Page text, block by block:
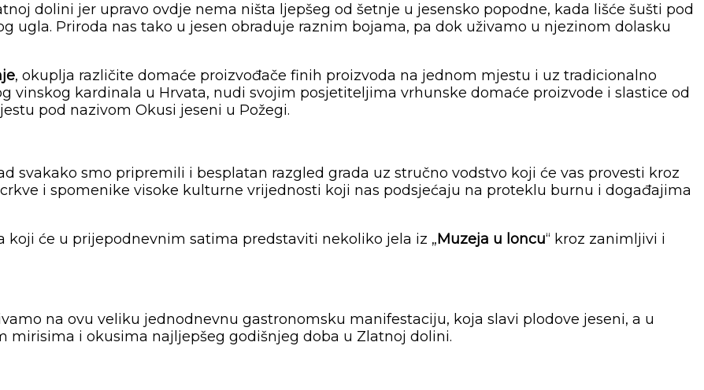
dolini jer upravo ovdje nema ništa ljepšeg od šetnje u jesensko popodne, kada lišće šušti pod
ugla. Priroda nas tako u jesen obraduje raznim bojama, pa dok uživamo u njezinom dolasku
, okuplja različite domaće proizvođače finih proizvoda na jednom mjestu i uz tradicionalno
vinskog kardinala u Hrvata, nudi svojim posjetiteljima vrhunske domaće proizvode i slastice od
pod nazivom Okusi jeseni u Požegi.
svakako smo pripremili i besplatan razgled grada uz stručno vodstvo koji će vas provesti kroz
i spomenike visoke kulturne vrijednosti koji nas podsjećaju na proteklu burnu i događajima
koji će u prijepodnevnim satima predstaviti nekoliko jela iz „Muzeja u loncu“ kroz zanimljivi i
na ovu veliku jednodnevnu gastronomsku manifestaciju, koja slavi plodove jeseni, a u
i okusima najljepšeg godišnjeg doba u Zlatnoj dolini.